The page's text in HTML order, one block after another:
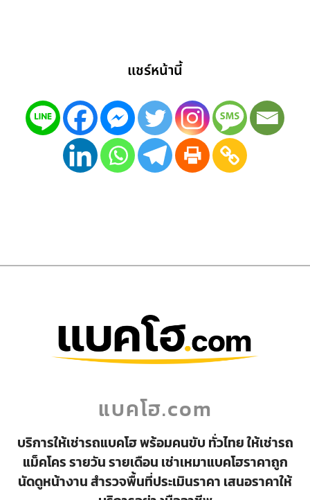
แชร์หน้านี้
แบคโฮ.com
บริการให้เช่ารถแบคโฮ พร้อมคนขับ ทั่วไทย ให้เช่ารถ
แม็คโคร รายวัน รายเดือน เช่าเหมาแบคโฮราคาถูก
นัดดูหน้างาน สำรวจพื้นที่ประเมินราคา เสนอราคาให้